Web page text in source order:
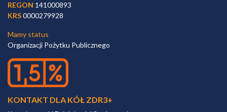
REGON 141000893
KRS0000279928
Mamy status
Organizacji Pożytku Publicznego
KONTAKT DLA KÓŁ ZDR3+